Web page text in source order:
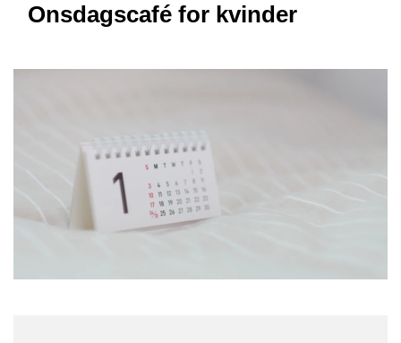
Onsdagscafé for kvinder